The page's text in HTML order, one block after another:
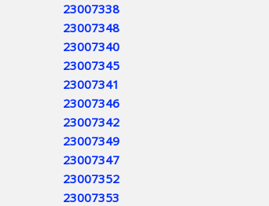
23007338
23007348
23007340
23007345
23007341
23007346
23007342
23007349
23007347
23007352
23007353